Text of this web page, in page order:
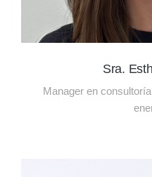
Sra.
Manager en